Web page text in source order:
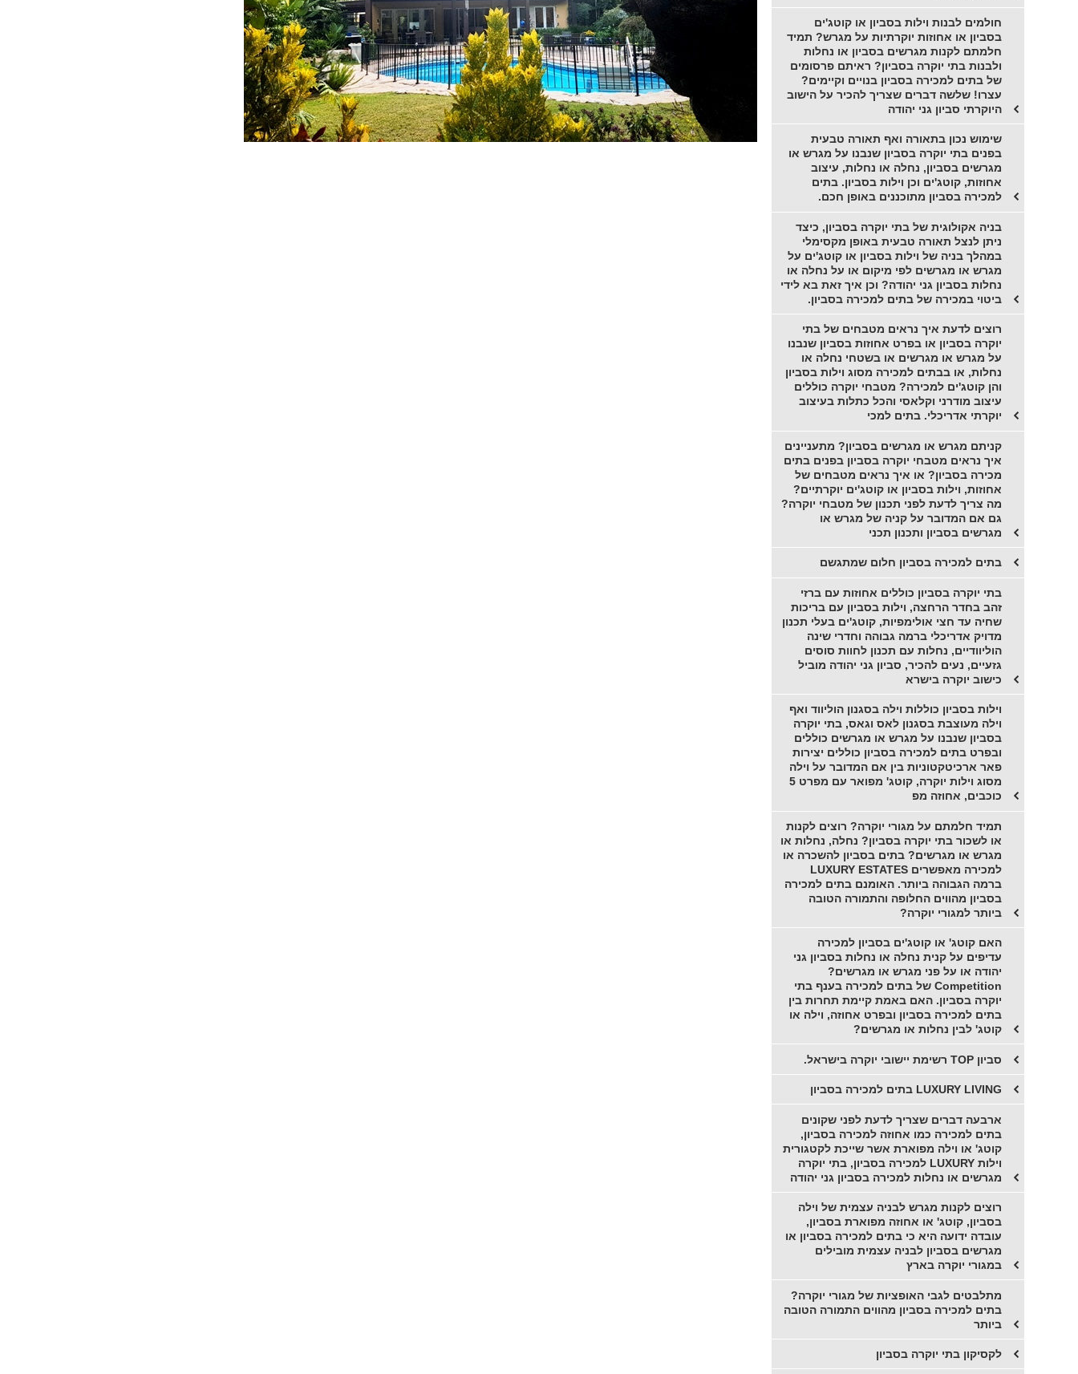
חולמים לבנות וילות בסביון או קוטג'ים
בסביון או אחוזות יוקרתיות על מגרש? תמיד
חלמתם לקנות מגרשים בסביון או נחלות
ולבנות בתי יוקרה בסביון? ראיתם פרסומים
של בתים למכירה בסביון בנויים וקיימים?
עצרו! שלשה דברים שצריך להכיר על הישוב
היוקרתי סביון גני יהודה
שימוש נכון בתאורה ואף תאורה טבעית
בפנים בתי יוקרה בסביון שנבנו על מגרש או
מגרשים בסביון, נחלה או נחלות, עיצוב
אחוזות, קוטג'ים וכן וילות בסביון. בתים
למכירה בסביון מתוכננים באופן חכם.
בניה אקולוגית של בתי יוקרה בסביון, כיצד
ניתן לנצל תאורה טבעית באופן מקסימלי
במהלך בניה של וילות בסביון או קוטג'ים על
מגרש או מגרשים לפי מיקום או על נחלה או
נחלות בסביון גני יהודה? וכן איך זאת בא לידי
ביטוי במכירה של בתים למכירה בסביון.
רוצים לדעת איך נראים מטבחים של בתי
יוקרה בסביון או בפרט אחוזות בסביון שנבנו
על מגרש או מגרשים או בשטחי נחלה או
נחלות, או בבתים למכירה מסוג וילות בסביון
והן קוטג'ים למכירה? מטבחי יוקרה כוללים
עיצוב מודרני וקלאסי והכל כתלות בעיצוב
יוקרתי אדריכלי. בתים למכי
קניתם מגרש או מגרשים בסביון? מתעניינים
איך נראים מטבחי יוקרה בסביון בפנים בתים
מכירה בסביון? או איך נראים מטבחים של
אחוזות, וילות בסביון או קוטג'ים יוקרתיים?
מה צריך לדעת לפני תכנון של מטבחי יוקרה?
גם אם המדובר על קניה של מגרש או
מגרשים בסביון ותכנון תכני
בתים למכירה בסביון חלום שמתגשם
בתי יוקרה בסביון כוללים אחוזות עם ברזי
זהב בחדר הרחצה, וילות בסביון עם בריכות
שחיה עד חצי אולימפיות, קוטג'ים בעלי תכנון
מדויק אדריכלי ברמה גבוהה וחדרי שינה
הוליוודיים, נחלות עם תכנון לחוות סוסים
גזעיים, נעים להכיר, סביון גני יהודה מוביל
כישוב יוקרה בישרא
וילות בסביון כוללות וילה בסגנון הוליווד ואף
וילה מעוצבת בסגנון לאס וגאס, בתי יוקרה
בסביון שנבנו על מגרש או מגרשים כוללים
ובפרט בתים למכירה בסביון כוללים יצירות
פאר ארכיטקטוניות בין אם המדובר על וילה
מסוג וילות יוקרה, קוטג' מפואר עם מפרט 5
כוכבים, אחוזה מפ
תמיד חלמתם על מגורי יוקרה? רוצים לקנות
או לשכור בתי יוקרה בסביון? נחלה, נחלות או
מגרש או מגרשים? בתים בסביון להשכרה או
למכירה מאפשרים LUXURY ESTATES
ברמה הגבוהה ביותר. האומנם בתים למכירה
בסביון מהווים החלופה והתמורה הטובה
ביותר למגורי יוקרה?
האם קוטג' או קוטג'ים בסביון למכירה
עדיפים על קנית נחלה או נחלות בסביון גני
יהודה או על פני מגרש או מגרשים?
Competition של בתים למכירה בענף בתי
יוקרה בסביון. האם באמת קיימת תחרות בין
בתים למכירה בסביון ובפרט אחוזה, וילה או
קוטג' לבין נחלות או מגרשים?
סביון TOP רשימת יישובי יוקרה בישראל.
LUXURY LIVING בתים למכירה בסביון
ארבעה דברים שצריך לדעת לפני שקונים
בתים למכירה כמו אחוזה למכירה בסביון,
קוטג' או וילה מפוארת אשר שייכת לקטגורית
וילות LUXURY למכירה בסביון, בתי יוקרה
מגרשים או נחלות למכירה בסביון גני יהודה
רוצים לקנות מגרש לבניה עצמית של וילה
בסביון, קוטג' או אחוזה מפוארת בסביון,
עובדה ידועה היא כי בתים למכירה בסביון או
מגרשים בסביון לבניה עצמית מובילים
במגורי יוקרה בארץ
מתלבטים לגבי האופציות של מגורי יוקרה?
בתים למכירה בסביון מהווים התמורה הטובה
ביותר
לקסיקון בתי יוקרה בסביון